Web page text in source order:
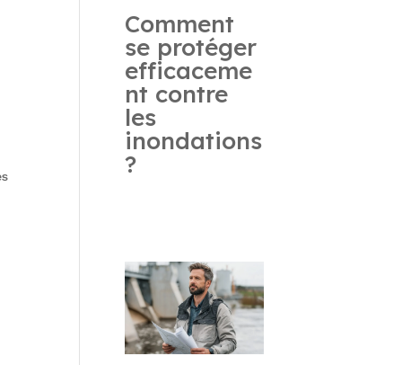
Comment
se protéger
efficaceme
nt contre
les
inondations
?